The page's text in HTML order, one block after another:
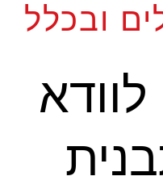
ובכלל